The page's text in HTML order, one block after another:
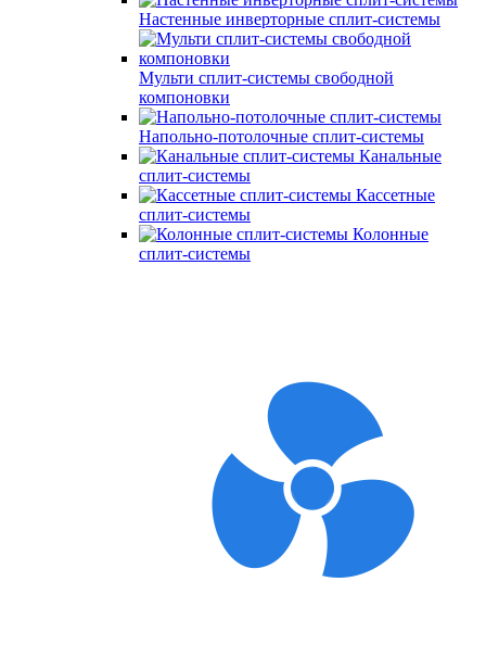
Настенные инверторные сплит-системы
Мульти сплит-системы свободной
компоновки
Напольно-потолочные сплит-системы
Канальные
сплит-системы
Кассетные
сплит-системы
Колонные
сплит-системы